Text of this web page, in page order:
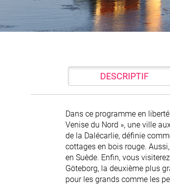
DESCRIPTIF
Dans ce programme en
Venise du Nord », une ville
de la Dalécarlie, définie
cottages en bois rouge.
en Suède. Enfin, vous
Göteborg, la deuxième plus
pour les grands comme les